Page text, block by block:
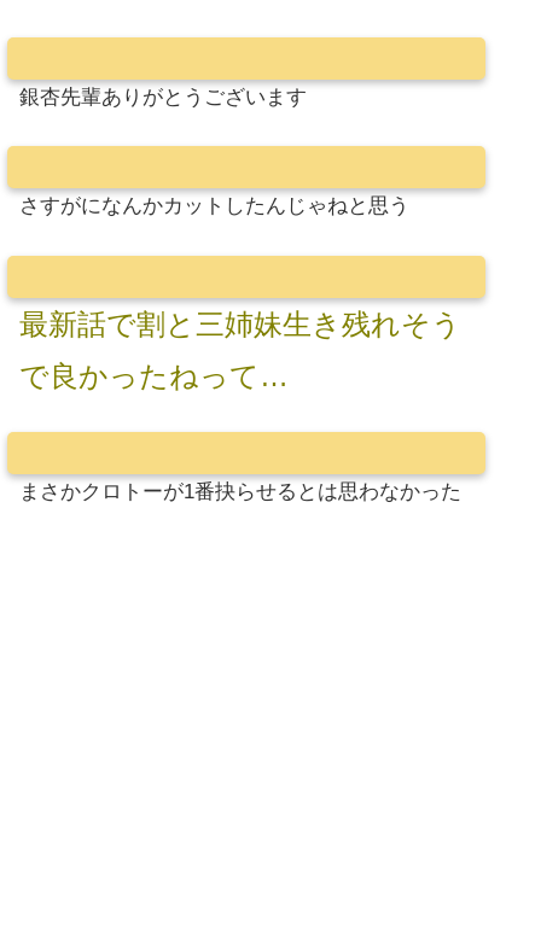
銀杏先輩ありがとうございます
さすがになんかカットしたんじゃねと思う
最新話で割と三姉妹生き残れそう
で良かったねって…
まさかクロトーが1番抉らせるとは思わなかった